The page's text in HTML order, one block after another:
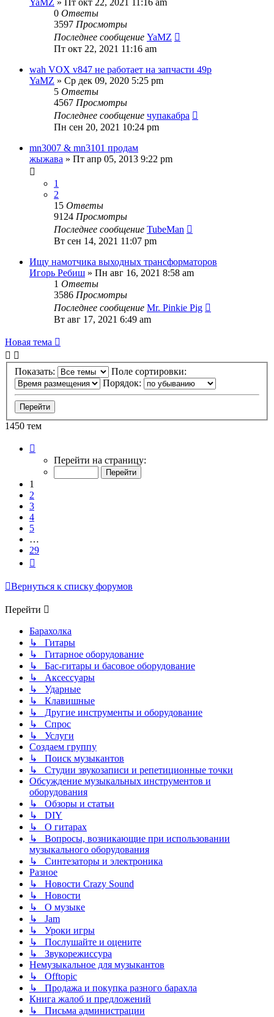
0 Ответы
3597 Просмотры
Последнее сообщение YaMZ
Пт окт 22, 2021 11:16 am
wah VOX v847 не работает на запчасти 49р
YaMZ » Ср дек 09, 2020 5:25 pm
5 Ответы
4567 Просмотры
Последнее сообщение чупакабра
Пн сен 20, 2021 10:24 pm
mn3007 & mn3101 продам
жыжава » Пт апр 05, 2013 9:22 pm
1
2
15 Ответы
9124 Просмотры
Последнее сообщение TubeMan
Вт сен 14, 2021 11:07 pm
Ищу намотчика выходных трансформаторов
Игорь Ребиш » Пн авг 16, 2021 8:58 am
1 Ответы
3586 Просмотры
Последнее сообщение Mr. Pinkie Pig
Вт авг 17, 2021 6:49 am
Новая тема
Показать:
Поле сортировки:
Порядок:
1450 тем
Перейти на страницу:
1
2
3
4
5
…
29
Вернуться к списку форумов
Перейти
Барахолка
↳ Гитары
↳ Гитарное оборудование
↳ Бас-гитары и басовое оборудование
↳ Аксессуары
↳ Ударные
↳ Клавишные
↳ Другие инструменты и оборудование
↳ Спрос
↳ Услуги
Создаем группу
↳ Поиск музыкантов
↳ Студии звукозаписи и репетиционные точки
Обсуждение музыкальных инструментов и
оборудования
↳ Обзоры и статьи
↳ DIY
↳ О гитарах
↳ Вопросы, возникающие при использовании
музыкального оборудования
↳ Синтезаторы и электроника
Разное
↳ Новости Crazy Sound
↳ Новости
↳ О музыке
↳ Jam
↳ Уроки игры
↳ Послушайте и оцените
↳ Звукорежиссура
Немузыкальное для музыкантов
↳ Offtopic
↳ Продажа и покупка разного барахла
Книга жалоб и предложений
↳ Письма администрации